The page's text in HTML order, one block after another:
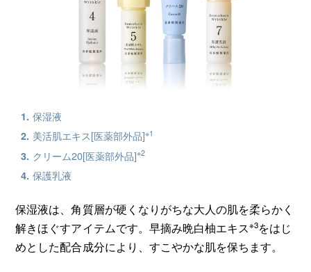
保湿液
美活肌エキス[医薬部外品]※1
クリーム20[医薬部外品]※2
保護乳液
保湿液は、角質層が硬くなりがちな大人の肌を柔らかく
解きほぐすアイテムです。早摘み晩白柚エキス※3をはじ
めとした配合成分により、すこやかな肌を保ちます。